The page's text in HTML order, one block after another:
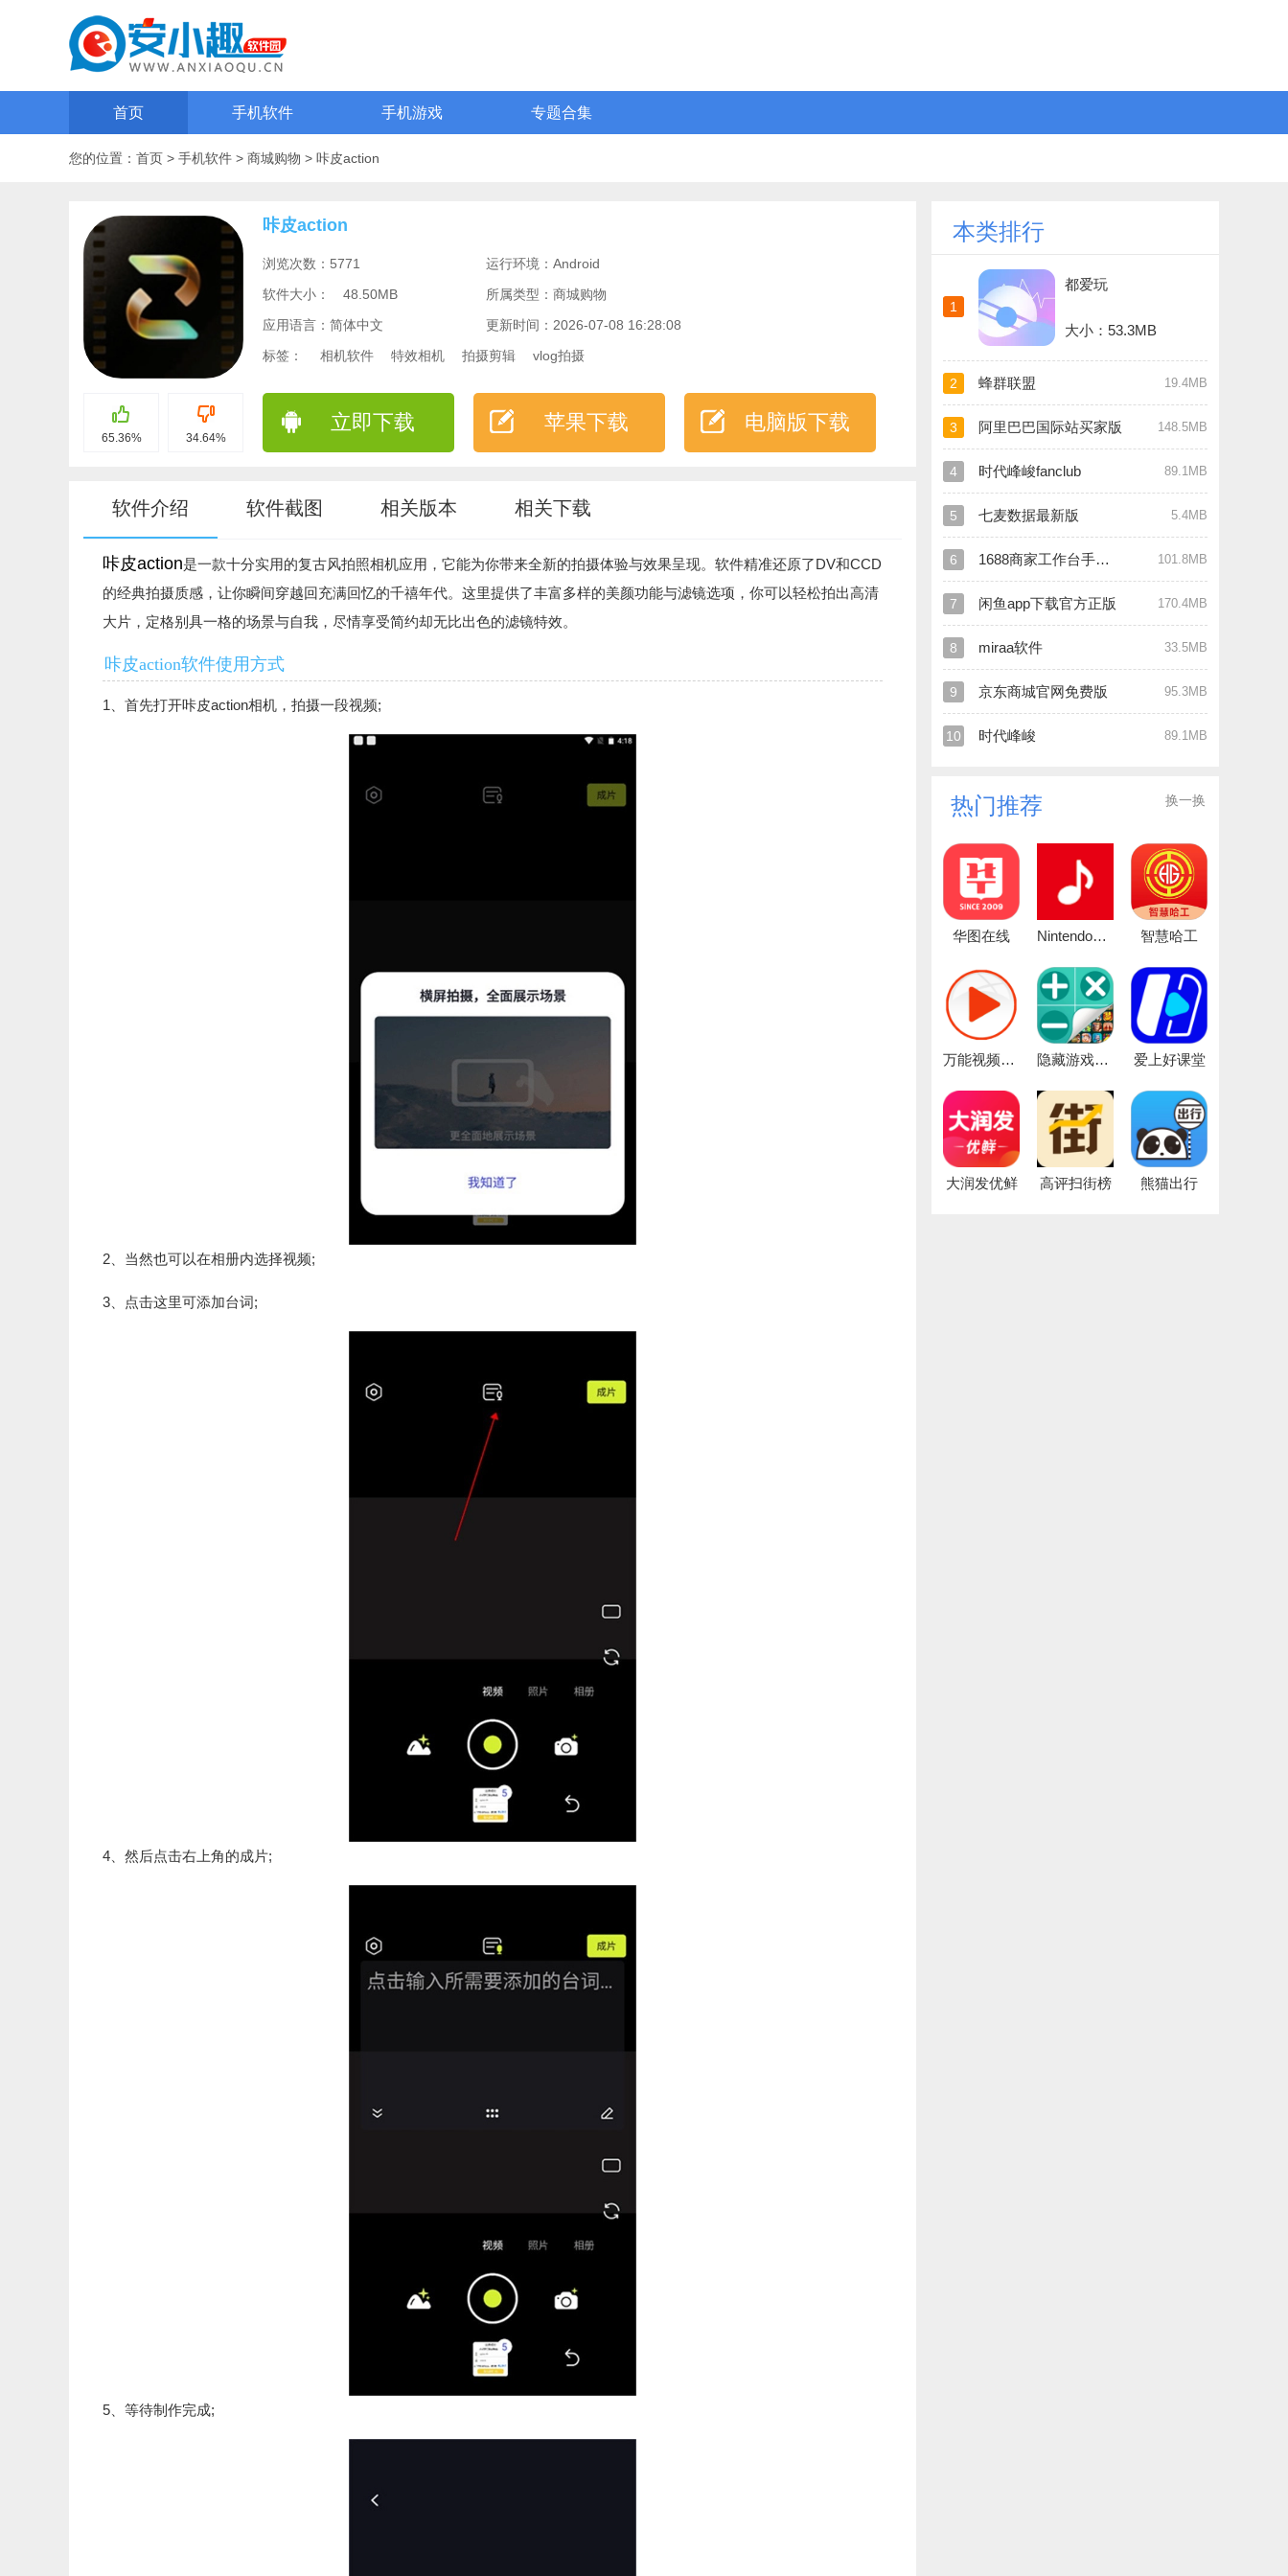
首页 手机软件 手机游戏 专题合集
您的位置： 首页 > 手机软件 > 商城购物 > 咔皮action
65.36% 34.64%
咔皮action
浏览次数：5771
运行环境：Android
软件大小：
48.50MB
所属类型：商城购物
应用语言：简体中文
更新时间：2026-07-08 16:28:08
标签：
相机软件 特效相机 拍摄剪辑 vlog拍摄
立即下载 苹果下载 电脑版下载
软件介绍 软件截图 相关版本 相关下载
咔皮action是一款十分实用的复古风拍照相机应用，它能为你带来全新的拍摄体验与效果呈现。软件精准还原了DV和CCD
的经典拍摄质感，让你瞬间穿越回充满回忆的千禧年代。这里提供了丰富多样的美颜功能与滤镜选项，你可以轻松拍出高清
大片，定格别具一格的场景与自我，尽情享受简约却无比出色的滤镜特效。
咔皮action软件使用方式
1、首先打开咔皮action相机，拍摄一段视频;
2、当然也可以在相册内选择视频;
3、点击这里可添加台词;
4、然后点击右上角的成片;
5、等待制作完成;
本类排行
1
都爱玩
大小：53.3MB
2 蜂群联盟 19.4MB
3 阿里巴巴国际站买家版 148.5MB
4 时代峰峻fanclub 89.1MB
5 七麦数据最新版 5.4MB
6 1688商家工作台手机版 101.8MB
7 闲鱼app下载官方正版 170.4MB
8 miraa软件 33.5MB
9 京东商城官网免费版 95.3MB
10 时代峰峻 89.1MB
热门推荐 换一换
华图在线 NintendoMusic 智慧哈工
万能视频播放器 隐藏游戏计算器 爱上好课堂
大润发优鲜 高评扫街榜 熊猫出行